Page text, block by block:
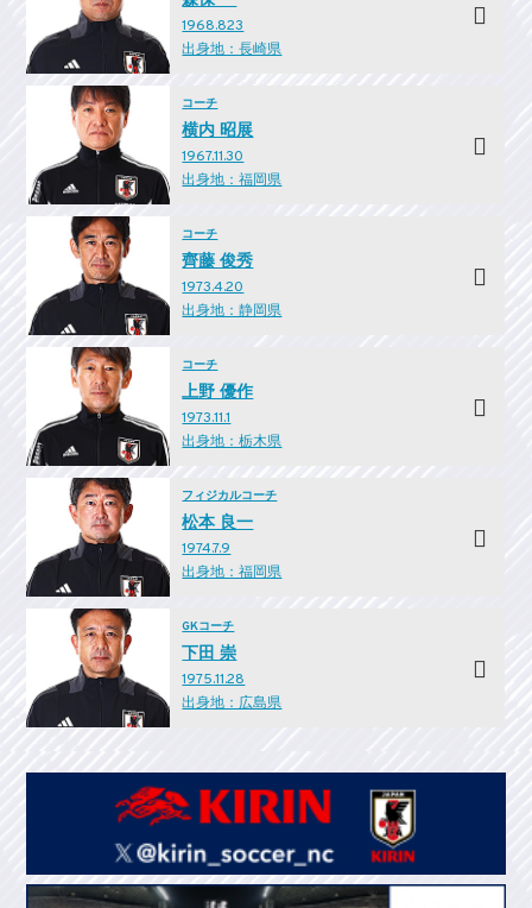
1968.823
出身地：長崎県
コーチ
横内 昭展
1967.11.30
出身地：福岡県
コーチ
齊藤 俊秀
1973.4.20
出身地：静岡県
コーチ
上野 優作
1973.11.1
出身地：栃木県
フィジカルコーチ
松本 良一
1974.7.9
出身地：福岡県
GKコーチ
下田 崇
1975.11.28
出身地：広島県